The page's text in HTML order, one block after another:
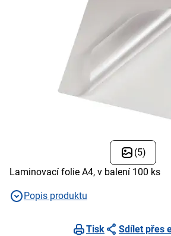
(5)
Laminovací folie A4, v balení 100 ks
Popis produktu
Tisk Sdílet přes